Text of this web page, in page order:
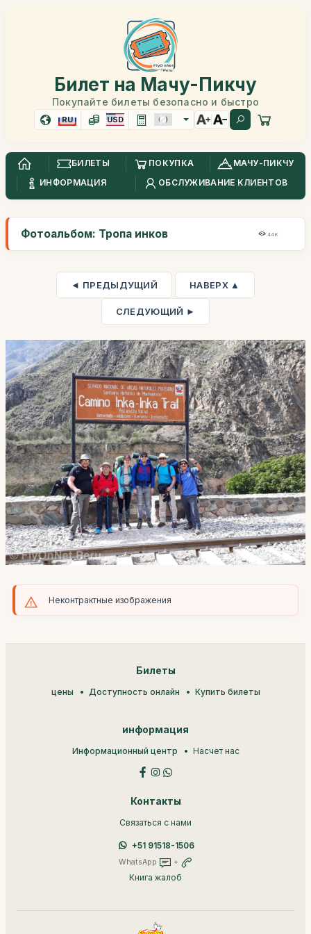
Билет на Мачу-Пикчу
Покупайте билеты безопасно и быстро
RU USD
БИЛЕТЫ ПОКУПКА
МАЧУ-ПИКЧУ
ИНФОРМАЦИЯ
ОБСЛУЖИВАНИЕ КЛИЕНТОВ
Фотоальбом: Тропа инков 44K
◄ ПРЕДЫДУЩИЙ НАВЕРХ ▲
СЛЕДУЮЩИЙ ►
Неконтрактные изображения
Билеты
цены Доступность онлайн Купить билеты
информация
Информационный центр Насчет нас
Контакты
Связаться с нами
+51 91518-1506
WhatsApp +
Книга жалоб